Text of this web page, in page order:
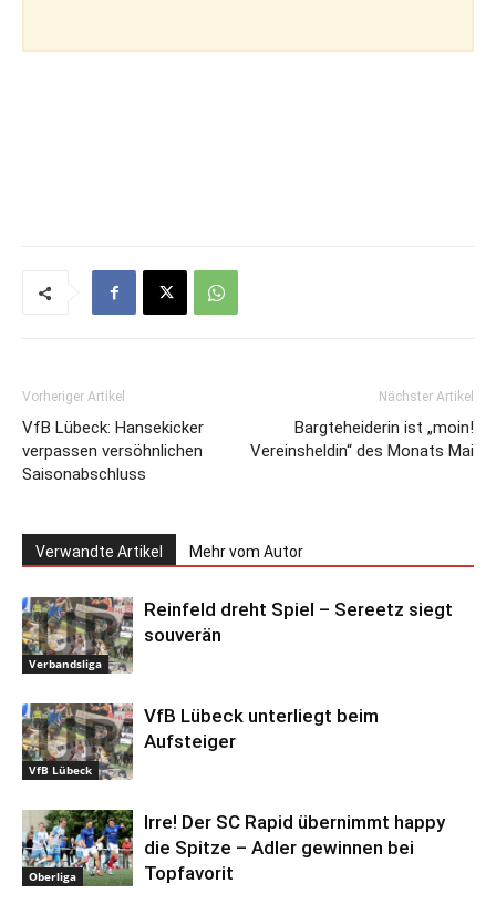
Vorheriger Artikel
VfB Lübeck: Hansekicker
verpassen versöhnlichen
Saisonabschluss
Nächster Artikel
Bargteheiderin ist „moin!
Vereinsheldin“ des Monats Mai
Verwandte Artikel Mehr vom Autor
Verbandsliga
Reinfeld dreht Spiel – Sereetz siegt
souverän
VfB Lübeck
VfB Lübeck unterliegt beim
Aufsteiger
Oberliga
Irre! Der SC Rapid übernimmt happy
die Spitze – Adler gewinnen bei
Topfavorit